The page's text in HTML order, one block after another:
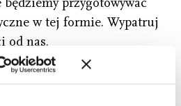
w tej formie. Wypatruj
od nas.